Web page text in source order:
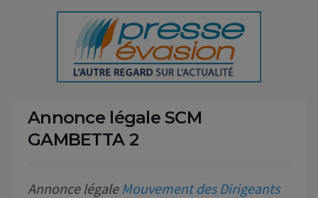
Annonce légale SCM
GAMBETTA 2
Annonce légale Mouvement des Dirigeants